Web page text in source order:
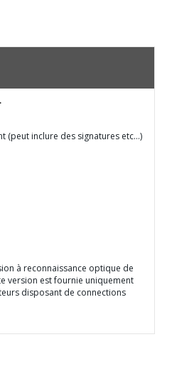
(peut inclure des signatures etc…)
à reconnaissance optique de
version est fournie uniquement
disposant de connections